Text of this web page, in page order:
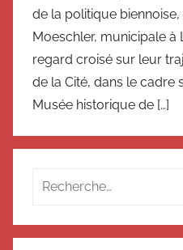
de la politique biennoise,
Moeschler, municipale à
regard croisé sur leur
de la Cité, dans le cadre
Musée historique de […]
Recherche
: